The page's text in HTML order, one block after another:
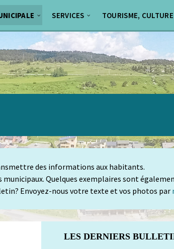
SERVICES TOURISME,
des informations aux habitants.
Quelques exemplaires sont
Envoyez-nous votre texte et vos photos par
LES DERNIERS